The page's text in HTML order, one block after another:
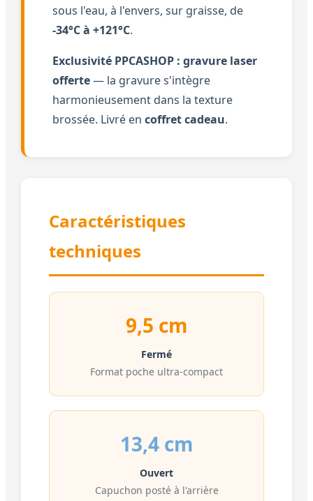
sous l'eau, à l'envers, sur graisse, de
-34°C à +121°C.
Exclusivité PPCASHOP : gravure laser
offerte— la gravure s'intègre
harmonieusement dans la texture
brossée. Livré en coffret cadeau.
Caractéristiques
techniques
9,5 cm
Fermé
Format poche ultra-compact
13,4 cm
Ouvert
Capuchon posté à l'arrière